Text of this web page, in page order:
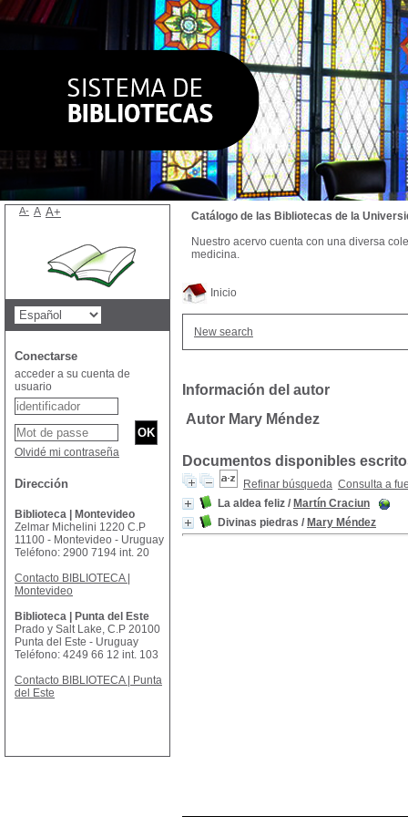
Inicio
New search
Información del autor
Autor Mary Méndez
Documentos disponibles
Refinar búsqueda Consulta a
La aldea feliz / Martín Craciun
Divinas piedras / Mary Méndez
Catálogo de las Bibliotecas de la
Nuestro acervo cuenta con una diversa
medicina.
A- A A+
Conectarse
acceder a su cuenta de
usuario
Olvidé mi contraseña
Dirección
Biblioteca | Montevideo
Zelmar Michelini 1220 C.P
11100 - Montevideo - Uruguay
Teléfono: 2900 7194 int. 20
Contacto BIBLIOTECA |
Montevideo
Biblioteca | Punta del Este
Prado y Salt Lake, C.P 20100
Punta del Este - Uruguay
Teléfono: 4249 66 12 int. 103
Contacto BIBLIOTECA | Punta
del Este